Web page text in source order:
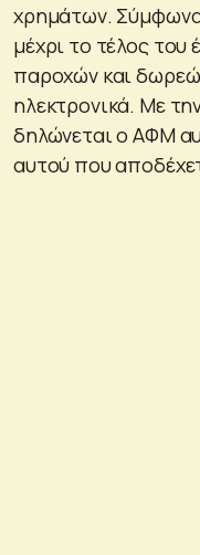
χρημάτων.
μέχρι το τέλος του
παροχών και
ηλεκτρονικά. Με
δηλώνεται ο ΑΦΜ
αυτού που